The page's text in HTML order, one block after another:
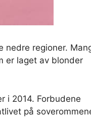
nedre regioner.
er laget av blonder
i 2014. Forbudene
på